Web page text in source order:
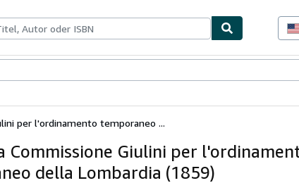
per l'ordinamento temporaneo ...
Commissione Giulini per
della Lombardia (1859)